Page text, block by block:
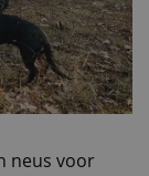
neus voor